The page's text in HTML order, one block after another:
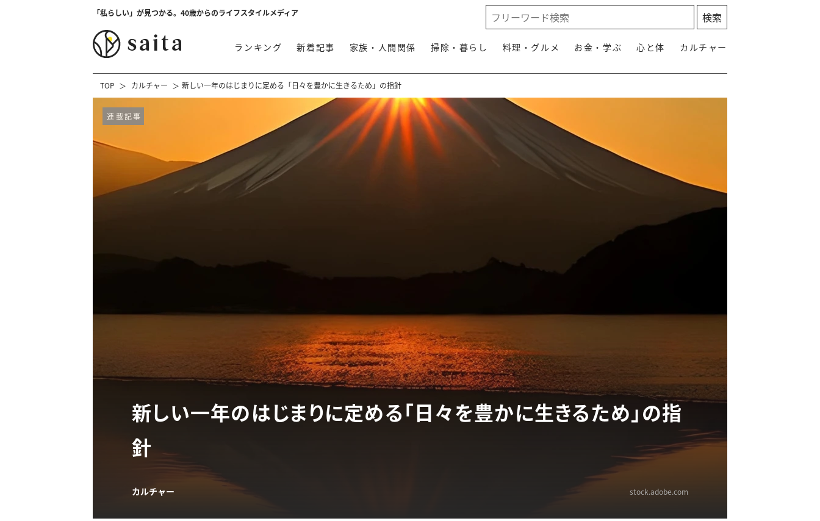
「私らしい」が見つかる。40歳からのライフスタイルメディア
ランキング 新着記事 家族・人間関係 掃除・暮らし 料理・グルメ お金・学ぶ 心と体 カルチャー
TOP カルチャー 新しい一年のはじまりに定める「日々を豊かに生きるため」の指針
連載記事
新しい一年のはじまりに定める「日々を豊かに生きるため」の指
針
カルチャー stock.adobe.com